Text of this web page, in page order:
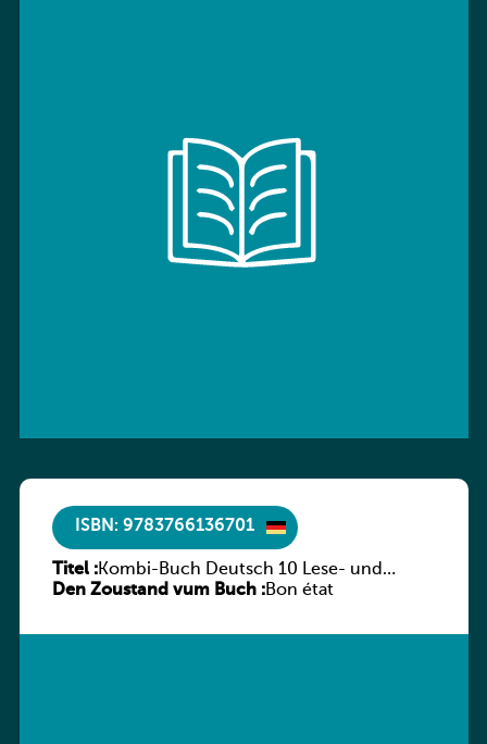
ISBN: 9783766136701
Titel :Kombi-Buch Deutsch 10 Lese- und
Sprachbuch
Den Zoustand vum Buch :Bon état